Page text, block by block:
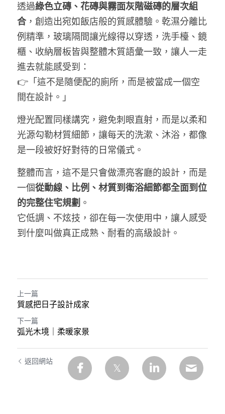
透過綠色立磚、花磚與霧面灰階磁磚的層次組
合，創造出宛如飯店般的質感體驗。乾濕分離比
例精準，玻璃隔間讓光線得以穿透，洗手檯、鏡
櫃、收納層板皆與整體木質語彙一致，讓人一走
進去就能感受到：
👉「這不是隨便配的廁所，而是被當成一個空
間在設計。」
燈光配置同樣講究，避免刺眼直射，而是以柔和
光源勾勒材質細節，讓每天的洗漱、沐浴，都像
是一段被好好對待的日常儀式。
整體而言，這不是只會做漂亮客廳的設計，而是
一個從動線、比例、材質到衛浴細節都全面到位
的完整住宅規劃 。
它低調、不炫技，卻在每一次使用中，讓人感受
到什麼叫做真正成熟、耐看的高級設計。
上一篇
質感把日子設計成家
下一篇
弧光木境｜柔暖家景
返回網站